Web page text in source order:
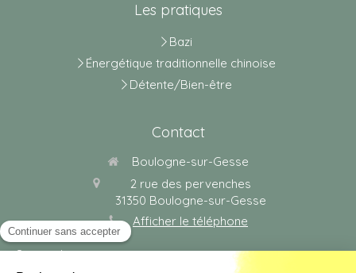
Les pratiques
Bazi
Énergétique traditionnelle chinoise
Détente/Bien-être
Contact
Boulogne-sur-Gesse
2 rue des pervenches
31350 Boulogne-sur-Gesse
Afficher le téléphone
Sur rendez-vous.